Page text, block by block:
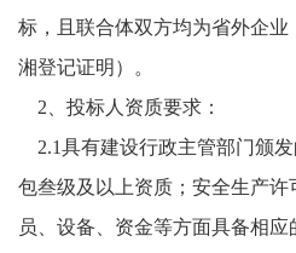
标，且联合体双方均为省外企业
湘登记证明）。
2
投标人资质要求：
2.1具有建设行政主管部门颁
包叁级及以上资质；安全生产许
员、设备、资金等方面具备相应